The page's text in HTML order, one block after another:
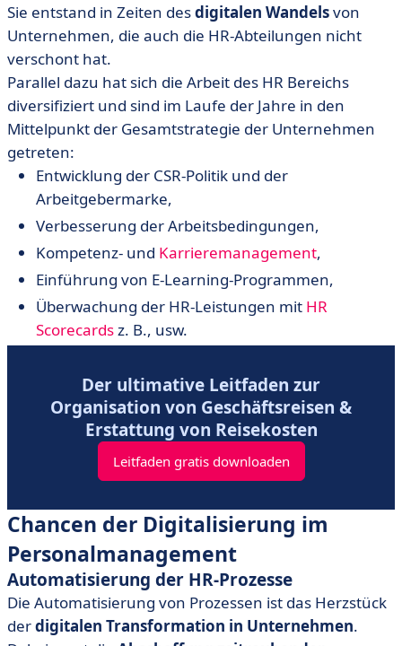
Sie entstand in Zeiten desdigitalen Wandelsvon
Unternehmen, die auch die HR-Abteilungen nicht
verschont hat.
Parallel dazu hat sich die Arbeit des HR Bereichs
diversifiziert und sind im Laufe der Jahre in den
Mittelpunkt der Gesamtstrategie der Unternehmen
getreten:
Entwicklung der CSR-Politik und der
Arbeitgebermarke,
Verbesserung der Arbeitsbedingungen,
Kompetenz- und Karrieremanagement,
Einführung von E-Learning-Programmen,
Überwachung der HR-Leistungen mit HR
Scorecardsz. B., usw.
Der ultimative Leitfaden zur
Organisation von Geschäftsreisen &
Erstattung von Reisekosten
Leitfaden gratis downloaden
Chancen der Digitalisierung im
Personalmanagement
Automatisierung der HR-Prozesse
Die Automatisierung von Prozessen ist das Herzstück
derdigitalen Transformation in Unternehmen.